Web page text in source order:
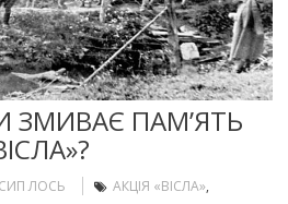
ЗМИВАЄ ПАМ’ЯТЬ
ЛОСЬ АКЦІЯ «ВІСЛА»,